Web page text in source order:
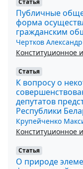
Статья
Публичные
форма
гражданским
Чертков
Конституционное
Статья
К вопросу о
депутатов
Республики
Крупейченко
Конституционное
Статья
О природе